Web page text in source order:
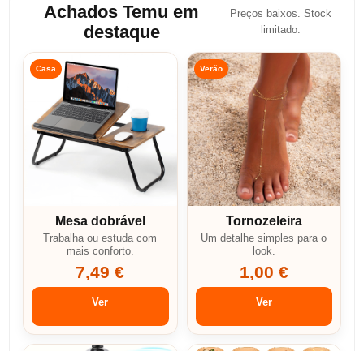
Achados Temu em
destaque
Preços baixos. Stock
limitado.
Casa
Mesa dobrável
Trabalha ou estuda com
mais conforto.
7,49 €
Ver
Verão
Tornozeleira
Um detalhe simples para o
look.
1,00 €
Ver